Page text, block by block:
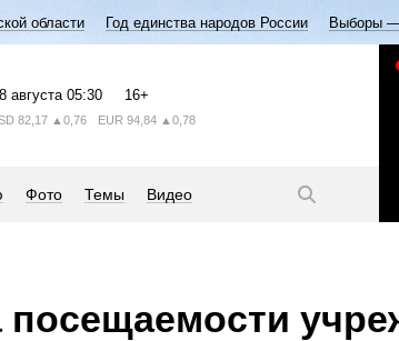
области Год единства народов России Выборы
августа 05:30 16+
82,17 ▲0,76 EUR 94,84 ▲0,78
Фото Темы Видео